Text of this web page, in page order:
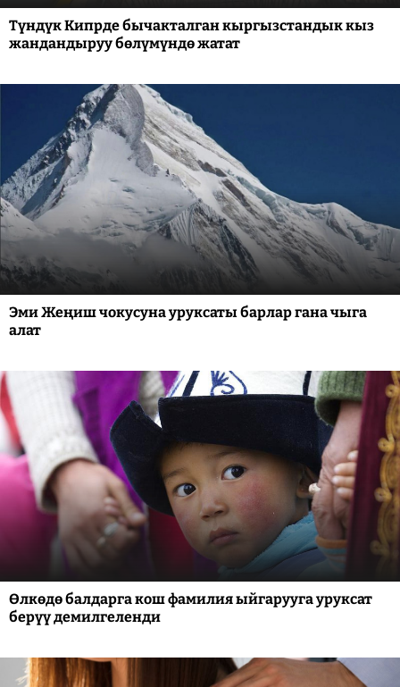
Түндүк Кипрде бычакталган кыргызстандык кыз
жандандыруу бөлүмүндө жатат
Эми Жеңиш чокусуна уруксаты барлар гана чыга
алат
Өлкөдө балдарга кош фамилия ыйгарууга уруксат
берүү демилгеленди